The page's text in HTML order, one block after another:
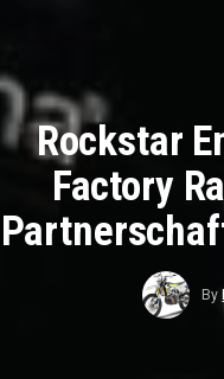
Rockstar
Factory
By